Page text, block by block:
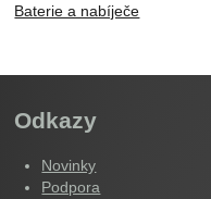
Baterie a nabíječe
Odkazy
Novinky
Podpora